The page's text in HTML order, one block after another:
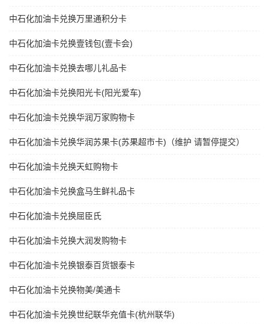
中石化加油卡兑换万里通积分卡
中石化加油卡兑换壹钱包(壹卡会)
中石化加油卡兑换去哪儿礼品卡
中石化加油卡兑换阳光卡(阳光爱车)
中石化加油卡兑换华润万家购物卡
中石化加油卡兑换华润苏果卡(苏果超市卡)（维护 请暂停提交）
中石化加油卡兑换天虹购物卡
中石化加油卡兑换盒马生鲜礼品卡
中石化加油卡兑换屈臣氏
中石化加油卡兑换大润发购物卡
中石化加油卡兑换银泰百货银泰卡
中石化加油卡兑换物美/美通卡
中石化加油卡兑换世纪联华充值卡(杭州联华)